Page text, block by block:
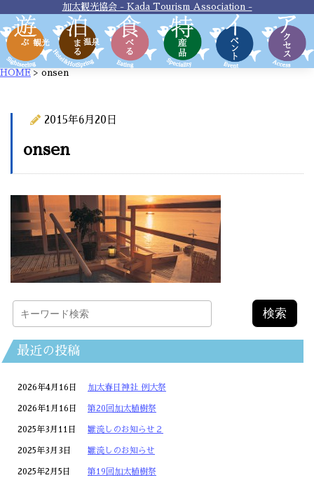
加太観光協会 - Kada Tourism Association -
HOME > onsen
2015年6月20日
onsen
最近の投稿
加太春日神社 例大祭
2026年4月16日
第20回加太植樹祭
2026年1月16日
雛流しのお知らせ２
2025年3月11日
雛流しのお知らせ
2025年3月3日
第19回加太植樹祭
2025年2月5日